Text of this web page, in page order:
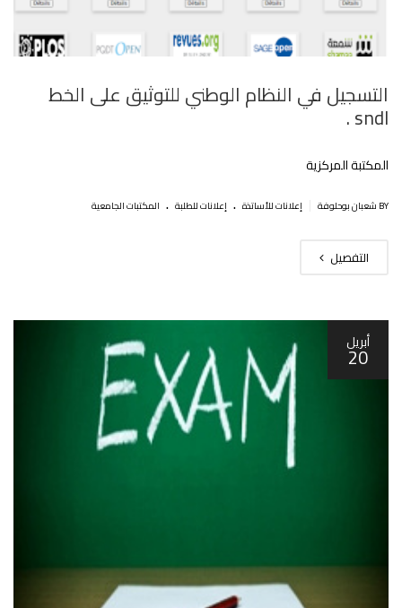
التسجيل في النظام الوطني للتوثيق على الخط
sndl .
المكتبة المركزية
BY شعبان بوحلوفة إعلانات للأساتذة . إعلانات للطلبة . المكتبات الجامعية
التفصيل
أبريل
20